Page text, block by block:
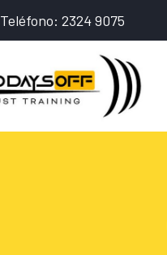
Teléfono: 2324 9075